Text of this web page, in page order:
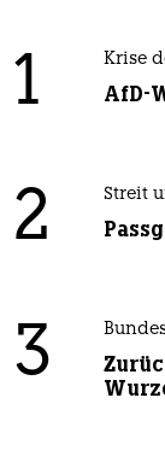
1 Krise
AfD-
2 Streit
3